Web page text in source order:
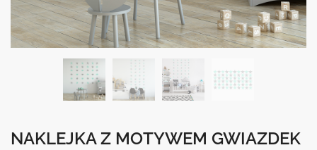
NAKLEJKA Z MOTYWEM GWIAZDEK